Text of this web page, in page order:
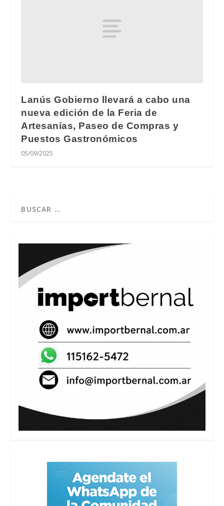
Lanús Gobierno llevará a cabo una
nueva edición de la Feria de
Artesanías, Paseo de Compras y
Puestos Gastronómicos
05/09/2025